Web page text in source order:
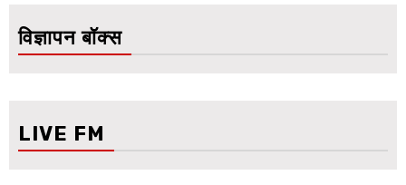
विज्ञापन बॉक्स
LIVE FM